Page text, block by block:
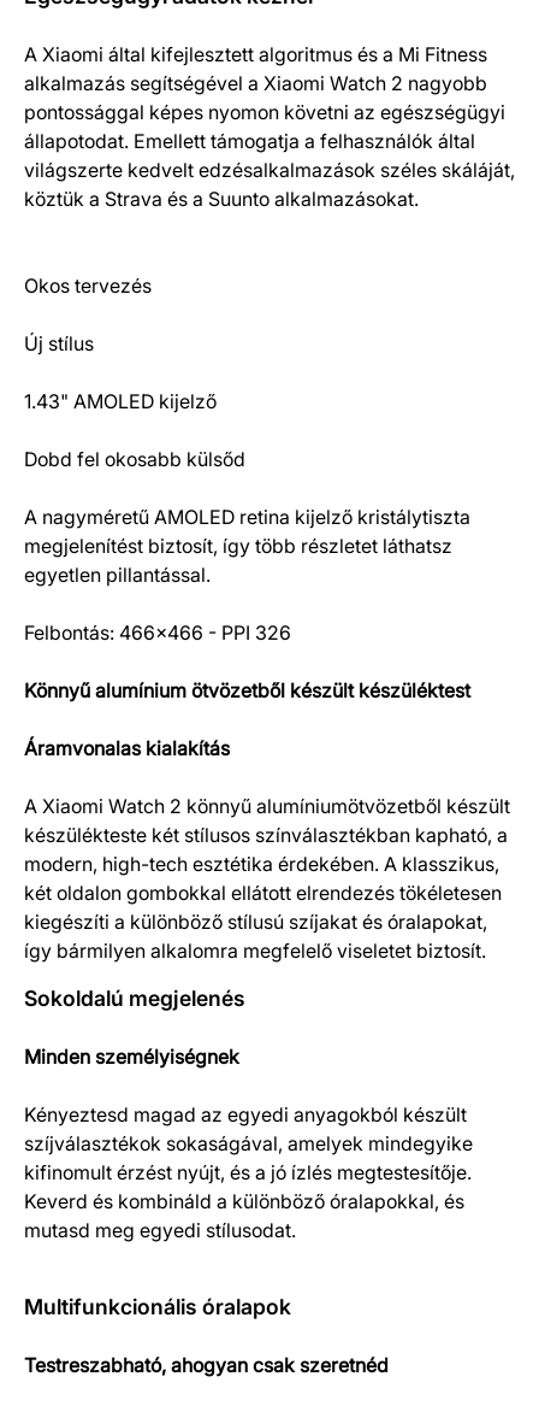
A Xiaomi által kifejlesztett algoritmus és a Mi Fitness
alkalmazás segítségével a Xiaomi Watch 2 nagyobb
pontossággal képes nyomon követni az egészségügyi
állapotodat. Emellett támogatja a felhasználók által
világszerte kedvelt edzésalkalmazások széles skáláját,
köztük a Strava és a Suunto alkalmazásokat.
Okos tervezés
Új stílus
1.43" AMOLED kijelző
Dobd fel okosabb külsőd
A nagyméretű AMOLED retina kijelző kristálytiszta
megjelenítést biztosít, így több részletet láthatsz
egyetlen pillantással.
Felbontás: 466×466 - PPI 326
Könnyű alumínium ötvözetből készült készüléktest
Áramvonalas kialakítás
A Xiaomi Watch 2 könnyű alumíniumötvözetből készült
készülékteste két stílusos színválasztékban kapható, a
modern, high-tech esztétika érdekében. A klasszikus,
két oldalon gombokkal ellátott elrendezés tökéletesen
kiegészíti a különböző stílusú szíjakat és óralapokat,
így bármilyen alkalomra megfelelő viseletet biztosít.
Sokoldalú megjelenés
Minden személyiségnek
Kényeztesd magad az egyedi anyagokból készült
szíjválasztékok sokaságával, amelyek mindegyike
kifinomult érzést nyújt, és a jó ízlés megtestesítője.
Keverd és kombináld a különböző óralapokkal, és
mutasd meg egyedi stílusodat.
Multifunkcionális óralapok
Testreszabható, ahogyan csak szeretnéd